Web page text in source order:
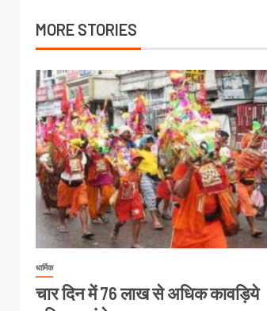
MORE STORIES
धार्मिक
चार दिन में 76 लाख से अधिक कावड़िये